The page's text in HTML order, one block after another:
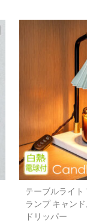
テーブルライト
ランプ キャンド
ドリッパー